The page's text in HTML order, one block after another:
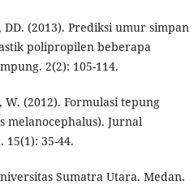
(2013). Prediksi umur simpan
polipropilen beberapa
2(2): 105-114.
(2012). Formulasi tepung
melanocephalus). Jurnal
15(1): 35-44.
Sumatra Utara. Medan.